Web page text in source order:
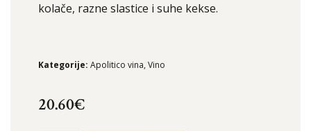
kolače, razne slastice i suhe kekse.
Kategorije: Apolitico vina, Vino
20.60€